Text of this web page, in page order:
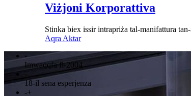
Viżjoni Korporattiva
Stinka biex issir intrapriża tal-manifattura
Aqra Aktar
-
Imwaqqfa fl-2004
-
18-il sena esperjenza
-+